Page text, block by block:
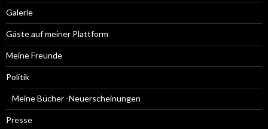
Galerie
Gäste auf meiner Plattform
Meine Freunde
Politik
Meine Bücher -Neuerscheinungen
Presse